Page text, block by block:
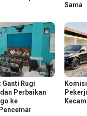
Sama
Ganti Rugi
Perbaikan
ke